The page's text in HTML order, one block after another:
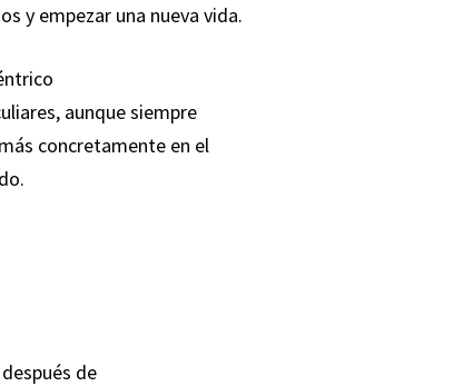
y empezar una nueva vida.
aunque siempre
concretamente en el
de